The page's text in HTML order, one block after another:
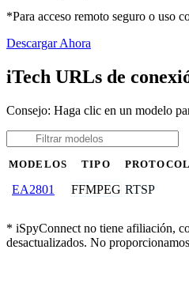
*Para acceso remoto seguro o uso
Descargar Ahora
iTech URLs de
Consejo: Haga clic en un modelo
MODELOS TIPO
EA2801 FFMPEG RTSP
* iSpyConnect no tiene afiliación,
desactualizados. No